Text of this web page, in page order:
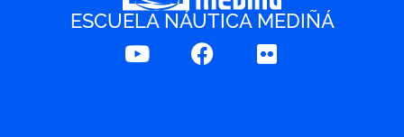
ESCUELA NÁUTICA MEDIÑÁ